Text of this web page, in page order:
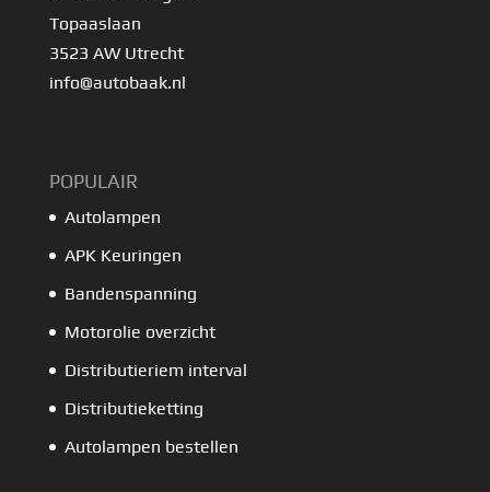
Topaaslaan
3523 AW Utrecht
info@autobaak.nl
POPULAIR
Autolampen
APK Keuringen
Bandenspanning
Motorolie overzicht
Distributieriem interval
Distributieketting
Autolampen bestellen